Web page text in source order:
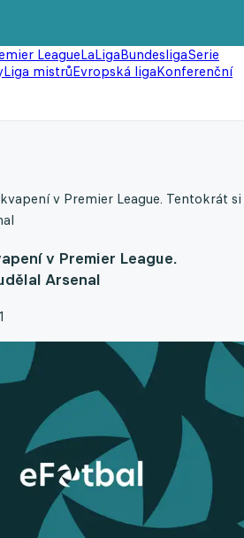
LeagueLaLigaBundesligaSerie
Liga mistrůEvropská ligaKonferenční
v Premier League. Tentokrát si
v Premier League.
Arsenal